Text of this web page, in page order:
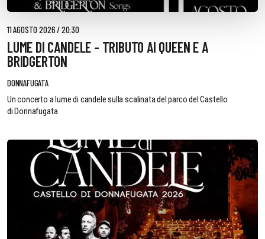
11 AGOSTO 2026 / 20:30
LUME DI CANDELE - TRIBUTO AI QUEEN E A
BRIDGERTON
DONNAFUGATA
Un concerto a lume di candele sulla scalinata del parco del Castello
di Donnafugata